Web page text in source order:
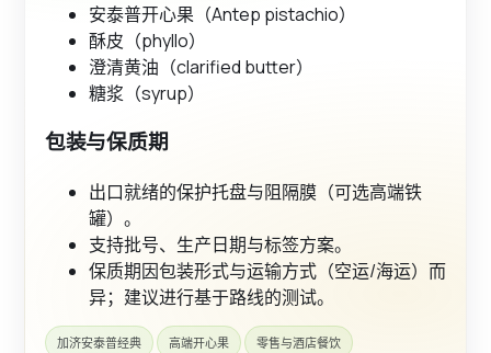
安泰普开心果（Antep pistachio）
酥皮（phyllo）
澄清黄油（clarified butter）
糖浆（syrup）
包装与保质期
出口就绪的保护托盘与阻隔膜（可选高端铁
罐）。
支持批号、生产日期与标签方案。
保质期因包装形式与运输方式（空运/海运）而
异；建议进行基于路线的测试。
加济安泰普经典 高端开心果 零售与酒店餐饮